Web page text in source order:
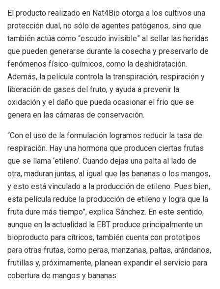
El producto realizado en Nat4Bio otorga a los cultivos una
protección dual, no sólo de agentes patógenos, sino que
también actúa como “escudo invisible” al sellar las heridas
que pueden generarse durante la cosecha y preservarlo de
fenómenos físico-químicos, como la deshidratación.
Además, la película controla la transpiración, respiración y
liberación de gases del fruto, y ayuda a prevenir la
oxidación y el daño que pueda ocasionar el frio que se
genera en las cámaras de conservación.
“Con el uso de la formulación logramos reducir la tasa de
respiración. Hay una hormona que producen ciertas frutas
que se llama ‘etileno’. Cuando dejas una palta al lado de
otra, maduran juntas, al igual que las bananas o los mangos,
y esto está vinculado a la producción de etileno. Pues bien,
esta película reduce la producción de etileno y logra que la
fruta dure más tiempo”, explica Sánchez. En este sentido,
aunque en la actualidad la EBT produce principalmente un
bioproducto para cítricos, también cuenta con prototipos
para otras frutas, como peras, manzanas, paltas, arándanos,
frutillas y, próximamente, planean expandir el servicio para
cobertura de mangos y bananas.